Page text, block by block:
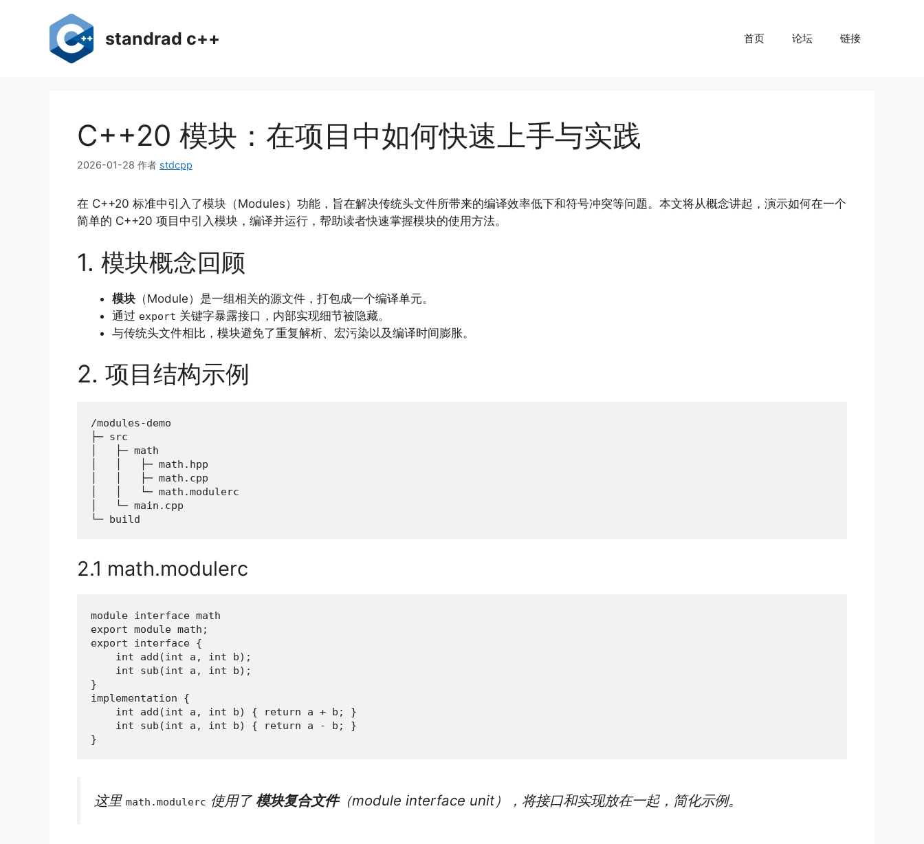
standrad c++ 首页 论坛 链接
C++20 模块：在项目中如何快速上手与实践
2026-01-28 作者 stdcpp
在 C++20 标准中引入了模块（Modules）功能，旨在解决传统头文件所带来的编译效率低下和符号冲突等问题。本文将从概念讲起，演示如何在一个
简单的 C++20 项目中引入模块，编译并运行，帮助读者快速掌握模块的使用方法。
1. 模块概念回顾
模块 （Module）是一组相关的源文件，打包成一个编译单元。
通过 export 关键字暴露接口，内部实现细节被隐藏。
与传统头文件相比，模块避免了重复解析、宏污染以及编译时间膨胀。
2. 项目结构示例
/modules-demo
├─ src
│   ├─ math
│   │   ├─ math.hpp
│   │   ├─ math.cpp
│   │   └─ math.modulerc
│   └─ main.cpp
└─ build
2.1 math.modulerc
module interface math
export module math;
export interface {
    int add(int a, int b);
    int sub(int a, int b);
}
implementation {
    int add(int a, int b) { return a + b; }
    int sub(int a, int b) { return a - b; }
}
这里 math.modulerc 使用了 模块复合文件（module interface unit），将接口和实现放在一起，简化示例。